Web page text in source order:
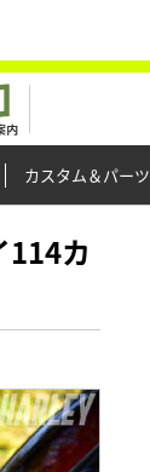
カスタム＆パーツ
カ